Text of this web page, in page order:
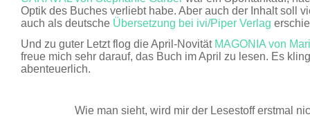
Optik des Buches verliebt habe. Aber auch der Inhalt soll
auch als deutsche Übersetzung bei ivi/Piper Verlag
Und zu guter Letzt flog die April-Novität MAGONIA von
freue mich sehr darauf, das Buch im April zu lesen. Es
abenteuerlich.
Wie man sieht, wird mir der Lesestoff erstmal